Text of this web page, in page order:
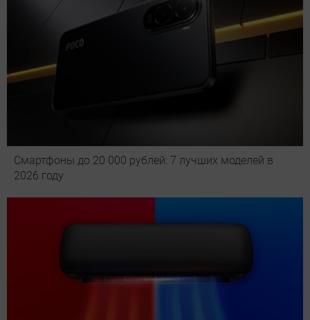
Смартфоны до 20 000 рублей: 7 лучших моделей в
2026 году